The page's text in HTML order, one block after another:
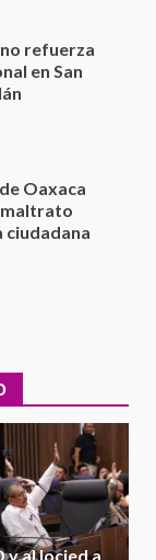
Oaxaca
maltrato
por
de
y
al
una
estructural
de la
General
y al Iocied a